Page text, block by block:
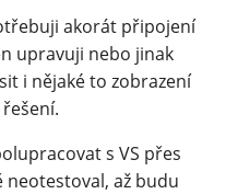
akorát připojení
upravuji nebo jinak
i nějaké to zobrazení
s VS přes
neotestoval, až budu